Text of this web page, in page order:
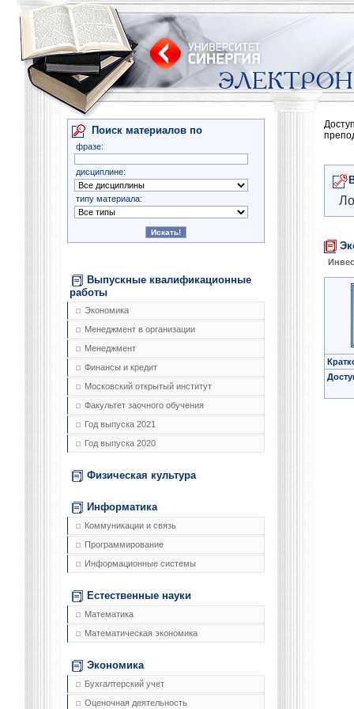
Поиск материалов по
фразе:
дисциплине:
типу материала:
Выпускные квалификационные
работы
Экономика
Менеджмент в организации
Менеджмент
Финансы и кредит
Московский открытый институт
Факультет заочного обучения
Год выпуска 2021
Год выпуска 2020
Физическая культура
Информатика
Коммуникации и связь
Программирование
Информационные системы
Естественные науки
Математика
Математическая экономика
Экономика
Бухгалтерский учет
Оценочная деятельность